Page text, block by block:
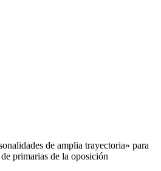
de amplia trayectoria» para
primarias de la oposición